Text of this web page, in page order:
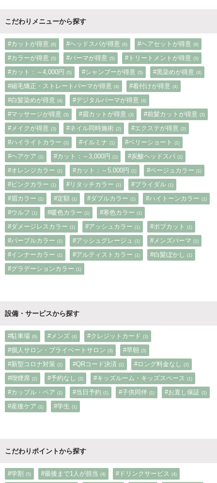
こだわりメニューから探す
#カットが得意 (6) #ヘッドスパが得意 (6) #ヘアセットが得意 (6)
#カラーが得意 (5) #パーマが得意 (5) #トリートメントが得意 (5)
#カット：～4,000円 (5) #シャンプーが得意 (5) #黒染めが得意 (4)
#縮毛矯正・ストレートパーマが得意 (4) #着付けが得意 (4)
#白髪染めが得意 (4) #デジタルパーマが得意 (4)
#マッサージが得意 (3) #眉カットが得意 (3) #前髪カットが得意 (3)
#メイクが得意 (3) #ネイル同時施術 (2) #エクステが得意 (2)
#ハイライトカラー (2) #イルミナ (1) #ベリーショート (1)
#ヘアケア (1) #カット：～3,000円 (1) #炭酸ヘッドスパ (1)
#オレンジカラー (1) #カット：～5,000円 (1) #ベージュカラー (1)
#ピンクカラー (1) #リタッチカラー (1) #ブライダル (1)
#眉カラー (1) #定額 (1) #ダブルカラー (1) #ハイトーンカラー (1)
#ウルフ (1) #暖色カラー (1) #寒色カラー (1)
#ダメージレスカラー (1) #アッシュカラー (1) #ボブカット (1)
#パープルカラー (1) #アッシュグレージュ (1) #メンズパーマ (1)
#インナーカラー (1) #アルティストカラー (1) #白髪ぼかし (1)
#グラデーションカラー (1)
設備・サービスから探す
#駐車場 (6) #メンズ (4) #クレジットカード (3)
#個人サロン・プライベートサロン (3) #早朝 (3)
#新型コロナ対策 (2) #QRコード決済 (2) #ロング料金なし (2)
#喫煙席 (2) #予約なし (2) #キッズルーム・キッズスペース (1)
#カップル・ペア (1) #当日予約 (1) #子供同伴 (1) #お直し保証 (1)
#産後ケア (1) #学生 (1)
こだわりポイントから探す
#学割 (5) #最後まで1人が担当 (4) #ドリンクサービス (4)